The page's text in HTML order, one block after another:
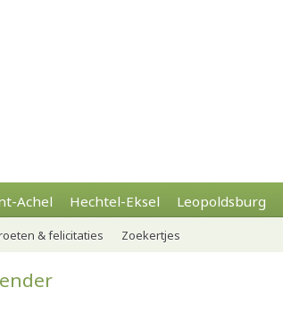
Achel Hechtel-Eksel Leopoldsburg
& felicitaties Zoekertjes